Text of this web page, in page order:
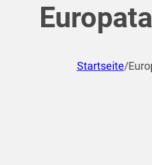
Startseite/